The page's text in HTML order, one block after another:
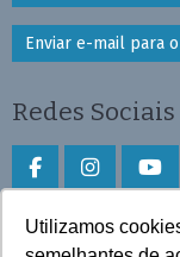
Utilizamos
Enviar e-mail para
Redes Sociais
Faça download